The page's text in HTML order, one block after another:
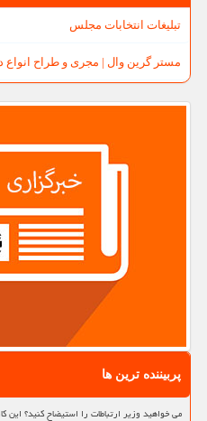
تبلیغات انتخابات مجلس
مستر گرین وال | مجری و طراح انواع
پربیننده ترین ها
می خواهید وزیر ارتباطات را استیضاح کنید؟ این